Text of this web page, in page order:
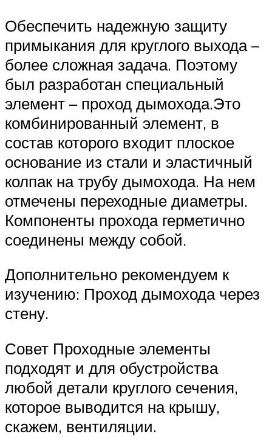
Обеспечить надежную защиту
примыкания для круглого выхода –
более сложная задача. Поэтому
был разработан специальный
элемент – проход дымохода.Это
комбинированный элемент, в
состав которого входит плоское
основание из стали и эластичный
колпак на трубу дымохода. На нем
отмечены переходные диаметры.
Компоненты прохода герметично
соединены между собой.
Дополнительно рекомендуем к
изучению: Проход дымохода через
стену.
Совет Проходные элементы
подходят и для обустройства
любой детали круглого сечения,
которое выводится на крышу,
скажем, вентиляции.